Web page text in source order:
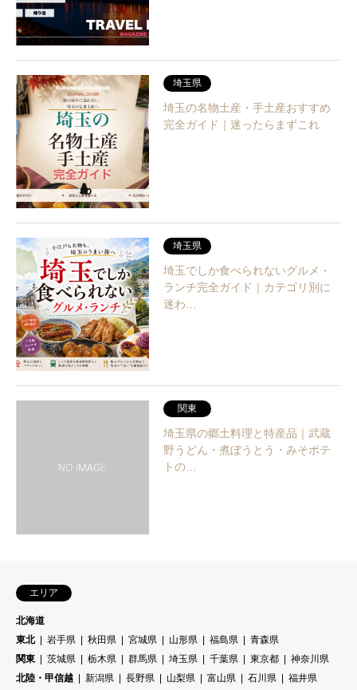
埼玉県
埼玉の名物土産・手土産おすすめ
完全ガイド｜迷ったらまずこれ
埼玉県
埼玉でしか食べられないグルメ・
ランチ完全ガイド｜カテゴリ別に
迷わ…
関東
埼玉県の郷土料理と特産品｜武蔵
野うどん・煮ぼうとう・みそポテ
トの…
エリア
北海道
東北
岩手県 秋田県 宮城県 山形県 福島県
青森県
関東
茨城県 栃木県 群馬県 埼玉県 千葉県 東京都
神奈川県
北陸・甲信越
新潟県 長野県 山梨県 富山県 石川県
福井県